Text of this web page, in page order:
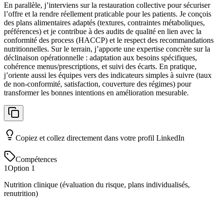
En parallèle, j’interviens sur la restauration collective pour sécuriser
l’offre et la rendre réellement praticable pour les patients. Je conçois
des plans alimentaires adaptés (textures, contraintes métaboliques,
préférences) et je contribue à des audits de qualité en lien avec la
conformité des process (HACCP) et le respect des recommandations
nutritionnelles. Sur le terrain, j’apporte une expertise concrète sur la
déclinaison opérationnelle : adaptation aux besoins spécifiques,
cohérence menus/prescriptions, et suivi des écarts. En pratique,
j’oriente aussi les équipes vers des indicateurs simples à suivre (taux
de non-conformité, satisfaction, couverture des régimes) pour
transformer les bonnes intentions en amélioration mesurable.
Copiez et collez directement dans votre profil LinkedIn
Compétences
1Option 1
Nutrition clinique (évaluation du risque, plans individualisés,
renutrition)